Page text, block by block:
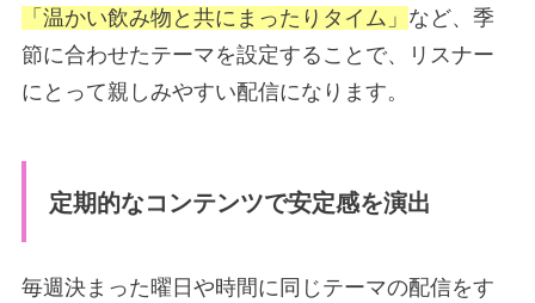
「温かい飲み物と共にまったりタイム」 など、季
節に合わせたテーマを設定することで、リスナー
にとって親しみやすい配信になります。
定期的なコンテンツで安定感を演出
毎週決まった曜日や時間に同じテーマの配信をす